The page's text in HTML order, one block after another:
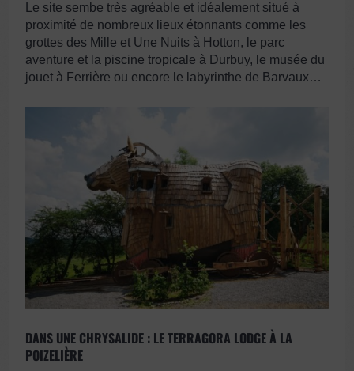
Le site sembe très agréable et idéalement situé à
proximité de nombreux lieux étonnants comme les
grottes des Mille et Une Nuits à Hotton, le parc
aventure et la piscine tropicale à Durbuy, le musée du
jouet à Ferrière ou encore le labyrinthe de Barvaux…
DANS UNE CHRYSALIDE : LE TERRAGORA LODGE À LA
POIZELIÈRE